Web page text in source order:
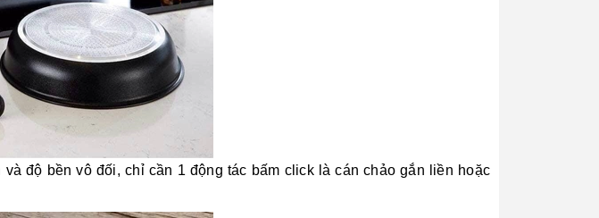
độ bền vô đối, chỉ cần 1 động tác bấm click là cán chảo gắn liền hoặc